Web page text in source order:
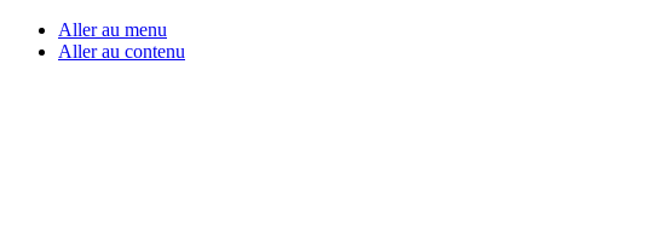
Aller au menu
Aller au contenu